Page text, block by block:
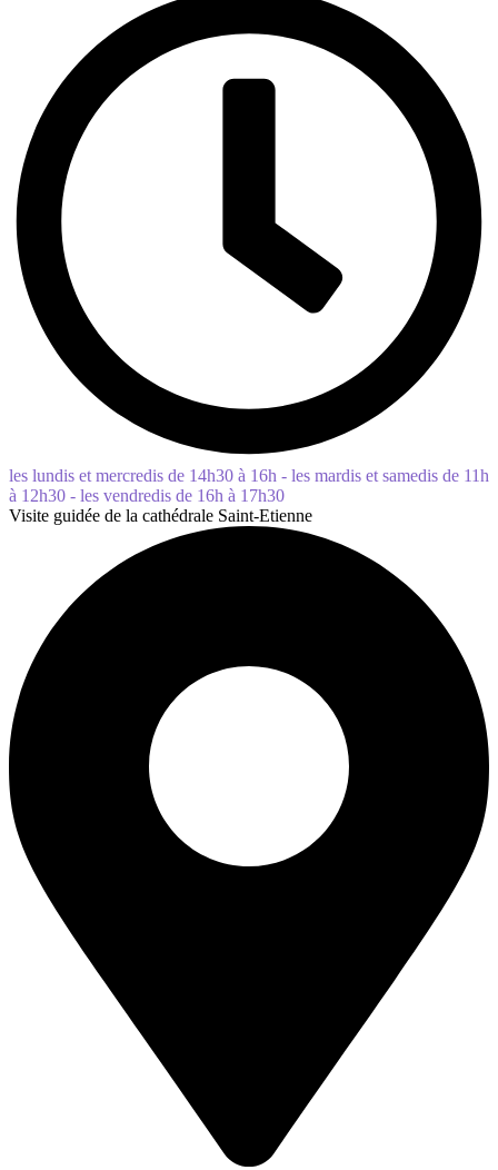
les lundis et mercredis de 14h30 à 16h - les mardis et samedis de 11h
à 12h30 - les vendredis de 16h à 17h30
Visite guidée de la cathédrale Saint-Etienne